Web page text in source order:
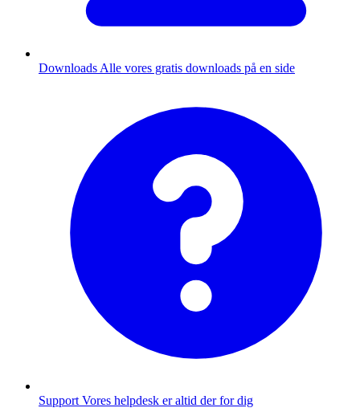
Downloads Alle vores gratis downloads på en side
Support Vores helpdesk er altid der for dig